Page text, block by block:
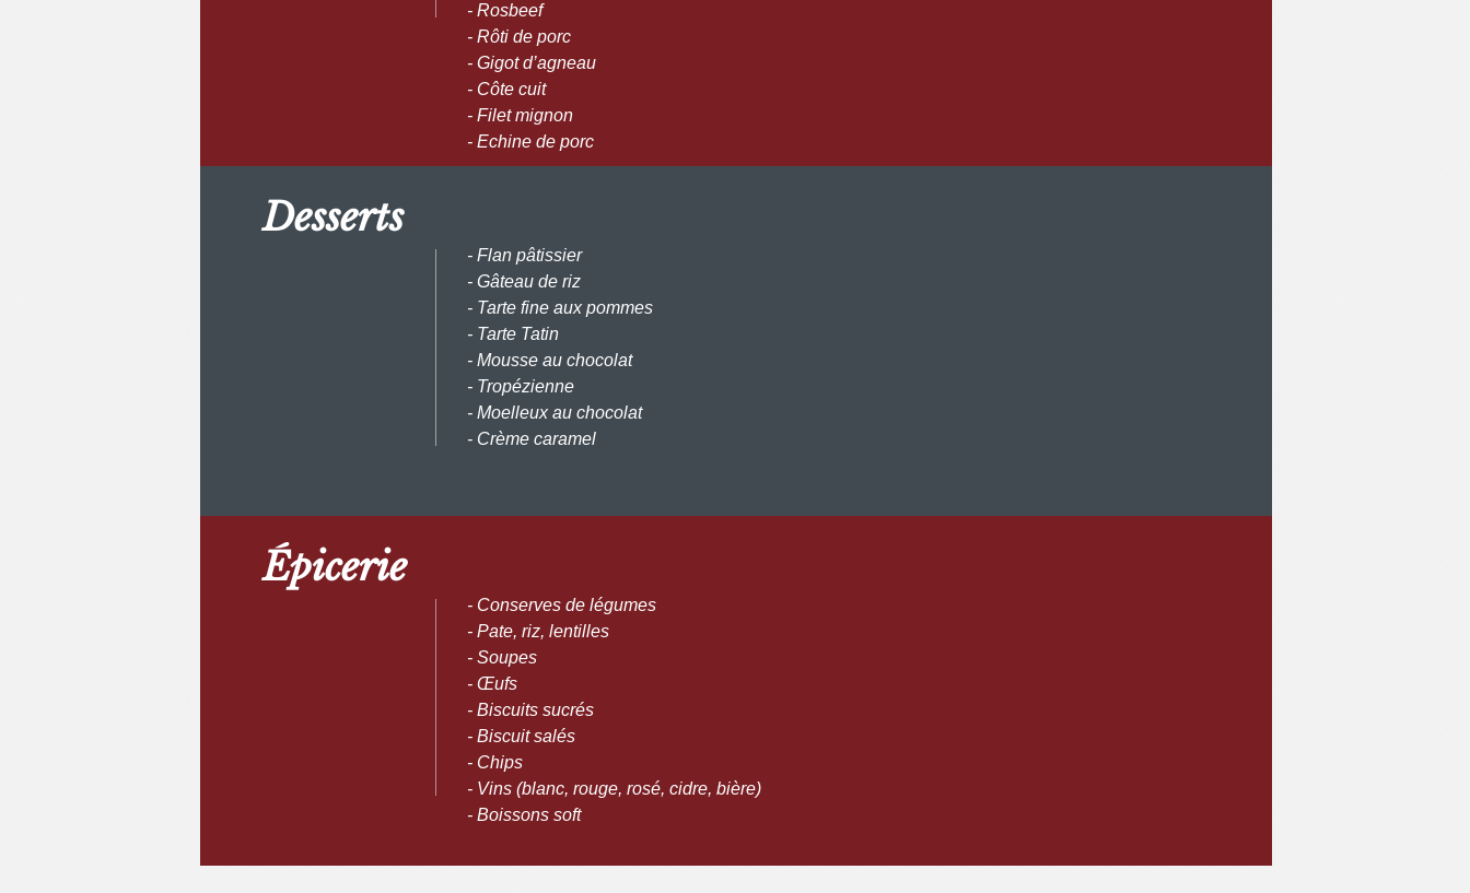
- Rosbeef
- Rôti de porc
- Gigot d’agneau
- Côte cuit
- Filet mignon
- Echine de porc
Desserts
- Flan pâtissier
- Gâteau de riz
- Tarte fine aux pommes
- Tarte Tatin
- Mousse au chocolat
- Tropézienne
- Moelleux au chocolat
- Crème caramel
Épicerie
- Conserves de légumes
- Pate, riz, lentilles
- Soupes
- Œufs
- Biscuits sucrés
- Biscuit salés
- Chips
- Vins (blanc, rouge, rosé, cidre, bière)
- Boissons soft